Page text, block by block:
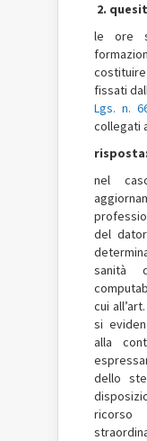
2.
le ore
fissati
Lgs. n.
collegati
risposta:
nel
del
sanità
cui
si
alla
dello